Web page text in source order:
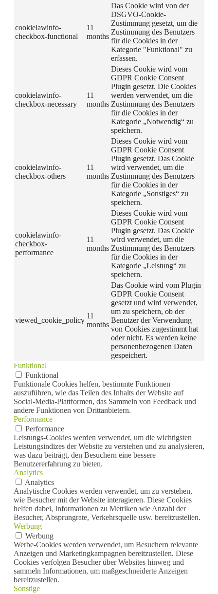
cookielawinfo-
checkbox-functional
11
months
Das Cookie wird von der
DSGVO-Cookie-
Zustimmung gesetzt, um die
Zustimmung des Benutzers
für die Cookies in der
Kategorie "Funktional" zu
erfassen.
cookielawinfo-
checkbox-necessary
11
months
Dieses Cookie wird vom
GDPR Cookie Consent
Plugin gesetzt. Die Cookies
werden verwendet, um die
Zustimmung des Benutzers
für die Cookies in der
Kategorie „Notwendig“ zu
speichern.
cookielawinfo-
checkbox-others
11
months
Dieses Cookie wird vom
GDPR Cookie Consent
Plugin gesetzt. Das Cookie
wird verwendet, um die
Zustimmung des Benutzers
für die Cookies in der
Kategorie „Sonstiges“ zu
speichern.
cookielawinfo-
checkbox-
performance
11
months
Dieses Cookie wird vom
GDPR Cookie Consent
Plugin gesetzt. Das Cookie
wird verwendet, um die
Zustimmung des Benutzers
für die Cookies in der
Kategorie „Leistung“ zu
speichern.
viewed_cookie_policy
11
months
Das Cookie wird vom Plugin
GDPR Cookie Consent
gesetzt und wird verwendet,
um zu speichern, ob der
Benutzer der Verwendung
von Cookies zugestimmt hat
oder nicht. Es werden keine
personenbezogenen Daten
gespeichert.
Funktional
Funktional
Funktionale Cookies helfen, bestimmte Funktionen
auszuführen, wie das Teilen des Inhalts der Website auf
Social-Media-Plattformen, das Sammeln von Feedback und
andere Funktionen von Drittanbietern.
Performance
Performance
Leistungs-Cookies werden verwendet, um die wichtigsten
Leistungsindizes der Website zu verstehen und zu analysieren,
was dazu beiträgt, den Besuchern eine bessere
Benutzererfahrung zu bieten.
Analytics
Analytics
Analytische Cookies werden verwendet, um zu verstehen,
wie Besucher mit der Website interagieren. Diese Cookies
helfen dabei, Informationen zu Metriken wie Anzahl der
Besucher, Absprungrate, Verkehrsquelle usw. bereitzustellen.
Werbung
Werbung
Werbe-Cookies werden verwendet, um Besuchern relevante
Anzeigen und Marketingkampagnen bereitzustellen. Diese
Cookies verfolgen Besucher über Websites hinweg und
sammeln Informationen, um maßgeschneiderte Anzeigen
bereitzustellen.
Sonstige